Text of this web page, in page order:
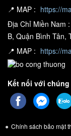
📍 MAP : https://
Địa Chỉ Miền Nam
B, Quận Bình Tân,
📍 MAP : https://
Kết nối với
Chính sách bảo mật